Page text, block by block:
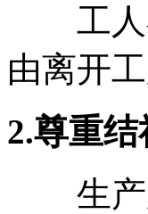
工人在
由离开
2.尊重
生产厂